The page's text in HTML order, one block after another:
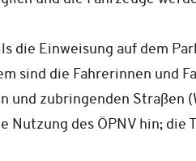
die Einweisung auf dem
sind die Fahrerinnen und
und zubringenden
Nutzung des ÖPNV hin;